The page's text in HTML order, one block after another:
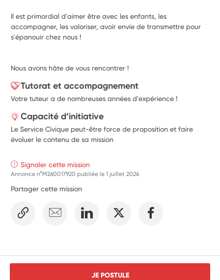
Il est primordial d'aimer être avec les enfants, les
accompagner, les valoriser, avoir envie de transmettre pour
s'épanouir chez nous !
Nous avons hâte de vous rencontrer !
Tutorat et accompagnement
Votre tuteur a de nombreuses années d'expérience !
Capacité d’initiative
Le Service Civique peut-être force de proposition et faire
évoluer le contenu de sa mission
Signaler cette mission
Annonce n°M260017920 publiée le1 juillet 2026
Partager cette mission
JE POSTULE